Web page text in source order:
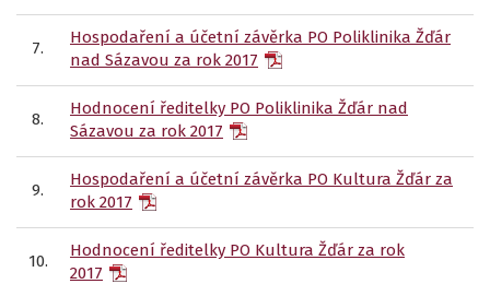
7.
Hospodaření a účetní závěrka PO Poliklinika Žďár
nad Sázavou za rok 2017
8.
Hodnocení ředitelky PO Poliklinika Žďár nad
Sázavou za rok 2017
9.
Hospodaření a účetní závěrka PO Kultura Žďár za
rok 2017
10.
Hodnocení ředitelky PO Kultura Žďár za rok
2017